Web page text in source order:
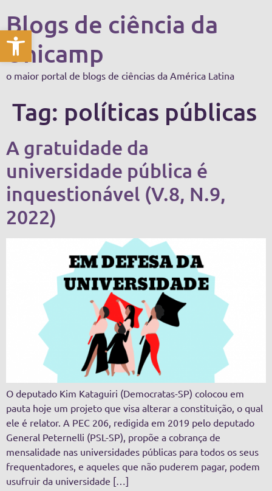
Abrir a barra de ferramentas
Blogs de ciência da
Unicamp
o maior portal de blogs de ciências da América Latina
Tag: políticas públicas
A gratuidade da
universidade pública é
inquestionável (V.8, N.9,
2022)
O deputado Kim Kataguiri (Democratas-SP) colocou em
pauta hoje um projeto que visa alterar a constituição, o qual
ele é relator. A PEC 206, redigida em 2019 pelo deputado
General Peternelli (PSL-SP), propõe a cobrança de
mensalidade nas universidades públicas para todos os seus
frequentadores, e aqueles que não puderem pagar, podem
usufruir da universidade […]